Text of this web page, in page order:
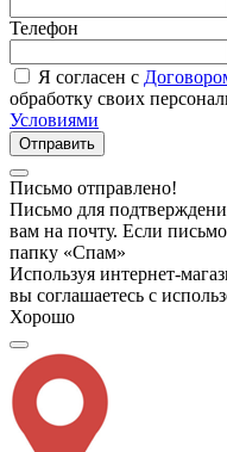
Телефон
Я согласен с
обработку своих
Условиями
Отправить
Письмо отправлено!
Письмо для
вам на почту. Если
папку «Спам»
Используя интернет-
вы соглашаетесь с
Хорошо